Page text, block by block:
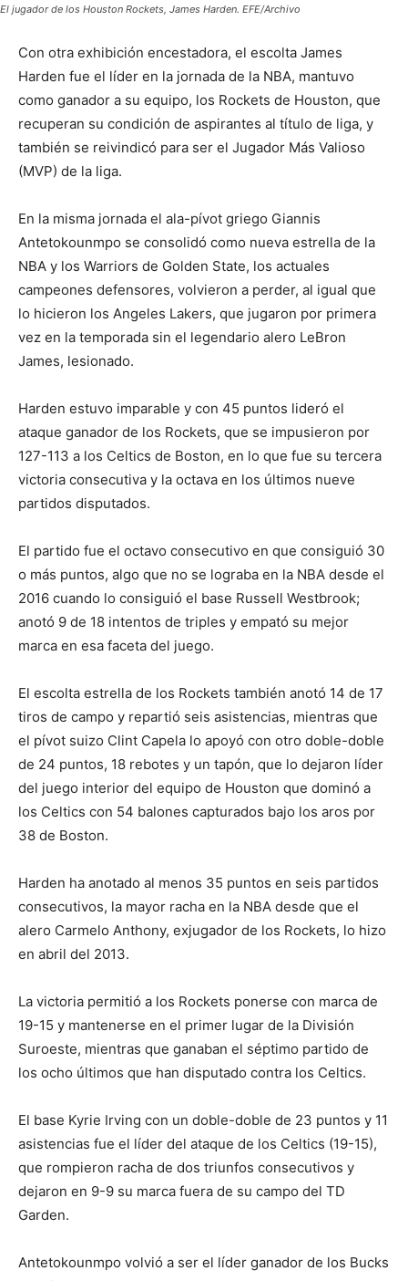
El jugador de los Houston Rockets, James Harden. EFE/Archivo
Con otra exhibición encestadora, el escolta James
Harden fue el líder en la jornada de la NBA, mantuvo
como ganador a su equipo, los Rockets de Houston, que
recuperan su condición de aspirantes al título de liga, y
también se reivindicó para ser el Jugador Más Valioso
(MVP) de la liga.
En la misma jornada el ala-pívot griego Giannis
Antetokounmpo se consolidó como nueva estrella de la
NBA y los Warriors de Golden State, los actuales
campeones defensores, volvieron a perder, al igual que
lo hicieron los Angeles Lakers, que jugaron por primera
vez en la temporada sin el legendario alero LeBron
James, lesionado.
Harden estuvo imparable y con 45 puntos lideró el
ataque ganador de los Rockets, que se impusieron por
127-113 a los Celtics de Boston, en lo que fue su tercera
victoria consecutiva y la octava en los últimos nueve
partidos disputados.
El partido fue el octavo consecutivo en que consiguió 30
o más puntos, algo que no se lograba en la NBA desde el
2016 cuando lo consiguió el base Russell Westbrook;
anotó 9 de 18 intentos de triples y empató su mejor
marca en esa faceta del juego.
El escolta estrella de los Rockets también anotó 14 de 17
tiros de campo y repartió seis asistencias, mientras que
el pívot suizo Clint Capela lo apoyó con otro doble-doble
de 24 puntos, 18 rebotes y un tapón, que lo dejaron líder
del juego interior del equipo de Houston que dominó a
los Celtics con 54 balones capturados bajo los aros por
38 de Boston.
Harden ha anotado al menos 35 puntos en seis partidos
consecutivos, la mayor racha en la NBA desde que el
alero Carmelo Anthony, exjugador de los Rockets, lo hizo
en abril del 2013.
La victoria permitió a los Rockets ponerse con marca de
19-15 y mantenerse en el primer lugar de la División
Suroeste, mientras que ganaban el séptimo partido de
los ocho últimos que han disputado contra los Celtics.
El base Kyrie Irving con un doble-doble de 23 puntos y 11
asistencias fue el líder del ataque de los Celtics (19-15),
que rompieron racha de dos triunfos consecutivos y
dejaron en 9-9 su marca fuera de su campo del TD
Garden.
Antetokounmpo volvió a ser el líder ganador de los Bucks